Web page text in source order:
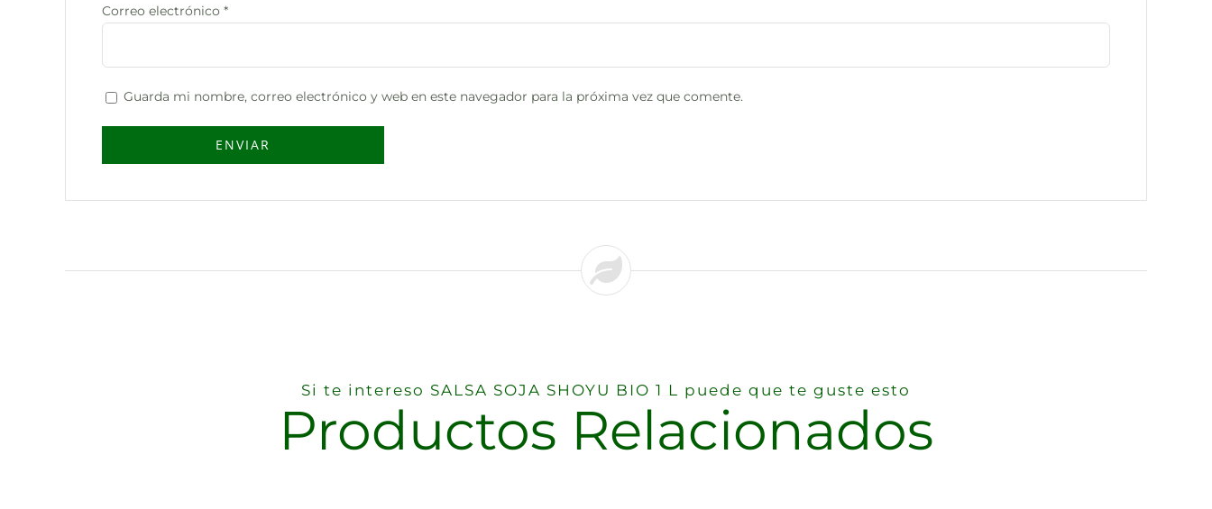
Correo electrónico *
Guarda mi nombre, correo electrónico y web en este navegador para la próxima vez que comente.
Si te intereso SALSA SOJA SHOYU BIO 1 L puede que te guste esto
Productos Relacionados